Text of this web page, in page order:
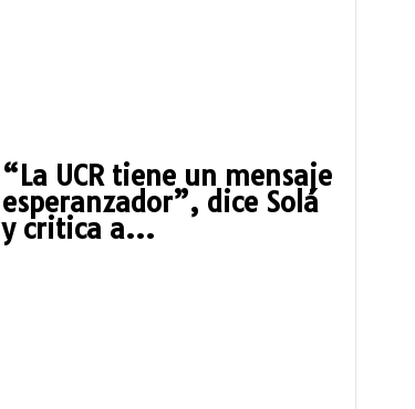
“La UCR tiene un mensaje
esperanzador”, dice Solá
y critica a...